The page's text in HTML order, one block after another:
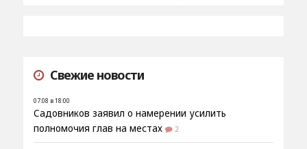
Свежие новости
07.08 в 18:00
Садовников заявил о намерении усилить
полномочия глав на местах
2